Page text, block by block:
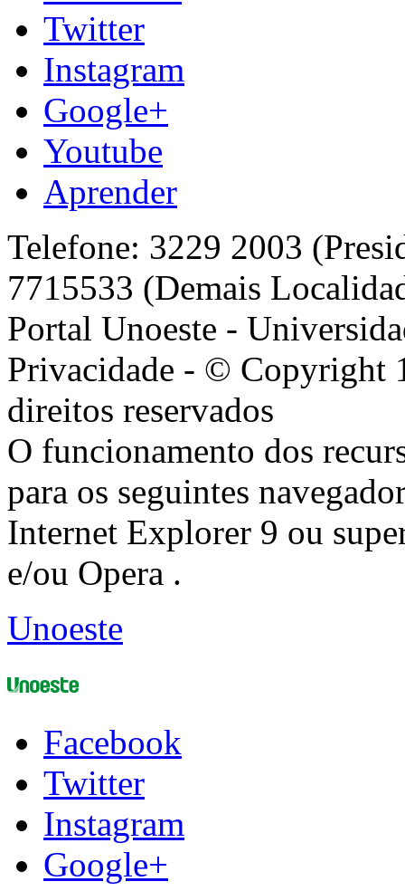
Twitter
Instagram
Google+
Youtube
Aprender
Telefone: 3229 2003
7715533 (Demais
Portal Unoeste -
Privacidade - © Copyright
direitos reservados
O funcionamento dos
para os seguintes
Internet Explorer 9 ou
e/ou Opera .
Unoeste
Facebook
Twitter
Instagram
Google+